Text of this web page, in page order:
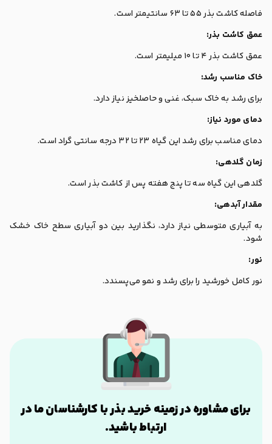
فاصله کاشت بذر 55 تا 63 سانتیمتر است.
عمق کاشت بذر:
عمق کاشت بذر 4 تا 10 میلیمتر است.
خاک مناسب رشد:
برای رشد به خاک سبک، غنی و حاصلخیز نیاز دارد.
دمای مورد نیاز:
دمای مناسب برای رشد این گیاه 23 تا 32 درجه سانتی گراد است.
زمان گلدهی:
گلدهی این گیاه سه تا پنج هفته پس از کاشت بذر است.
مقدار آبدهی:
به آبیاری متوسطی نیاز دارد، نگذارید بین دو آبیاری سطح خاک خشک
شود.
نور:
نور کامل خورشید را برای رشد و نمو می‌پسندد.
برای مشاوره در زمینه خرید بذر با کارشناسان ما در
ارتباط باشید.